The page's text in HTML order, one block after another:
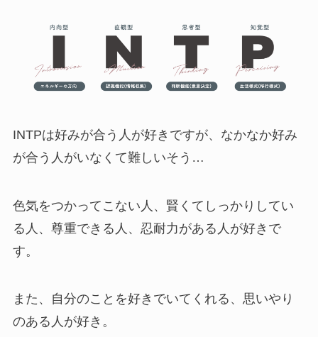
INTPは好みが合う人が好きですが、なかなか好み
が合う人がいなくて難しいそう…
色気をつかってこない人、賢くてしっかりしてい
る人、尊重できる人、忍耐力がある人が好きで
す。
また、自分のことを好きでいてくれる、思いやり
のある人が好き。